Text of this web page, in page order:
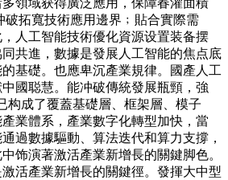
領域获得廣泛應用，保障春灌面積
破拓寬技術應用邊界﹔貼合實際需
人工智能技術優化資源设置装备摆
共進，數據是發展人工智能的焦点底
基礎。也應卑沉產業規律。國產人工
國聪慧。能冲破傳統發展瓶頸，強
构成了覆蓋基礎層、框架層、模子
業體系，產業數字化轉型加快，當
過數據驅動、算法迭代和算力支撐，
饰演著激活產業新增長的關鍵脚色。
活產業新增長的關鍵徑。發揮大中型